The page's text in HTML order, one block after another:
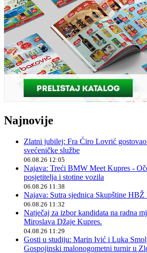
Najnovije
Zlatni jubilej: Fra Ćiro Lovrić
svećeničke službe
06.08.26 12:05
Najava: Treći BMW Meet Kupres -
posjetitelja i stotine vozila
06.08.26 11:38
Najava: Sutra sjednica Skupštine HBŽ
06.08.26 11:32
Natječaj za izbor kandidata na radna
Miroslava Džaje Kupres.
04.08.26 11:29
Gosti u studiju: Marin Ivić i Luka
Gospojinski malonogometni turnir u